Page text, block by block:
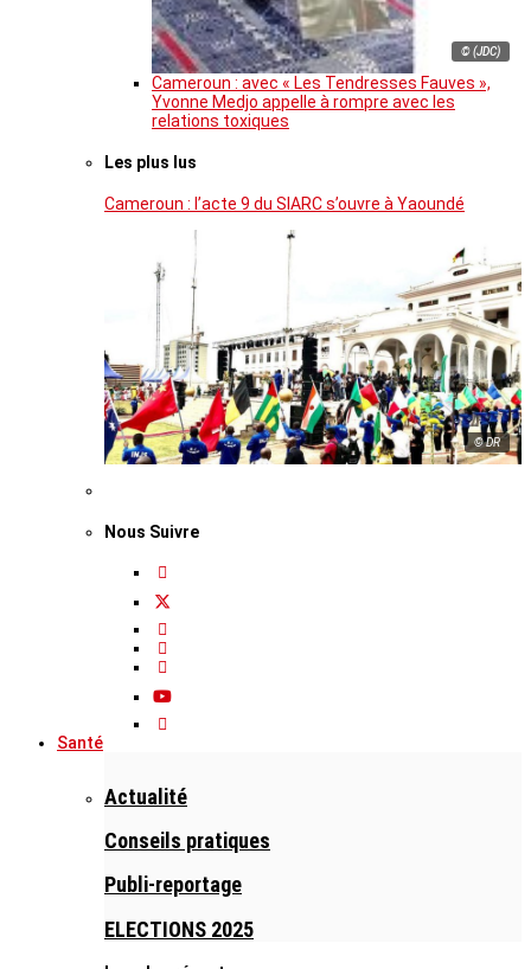
© (JDC)
Cameroun : avec « Les Tendresses Fauves »,
Yvonne Medjo appelle à rompre avec les
relations toxiques
Les plus lus
Cameroun : l’acte 9 du SIARC s’ouvre à Yaoundé
© DR
Nous Suivre
Santé
Actualité
Conseils pratiques
Publi-reportage
ELECTIONS 2025